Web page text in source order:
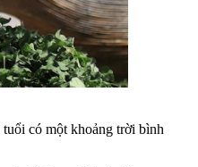
có một khoảng trời bình